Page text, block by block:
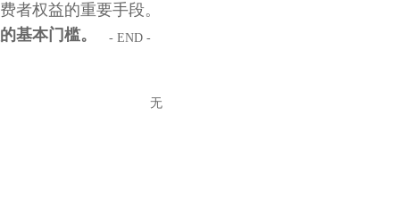
者权益的重要手段。
基本门槛。
- END -
无